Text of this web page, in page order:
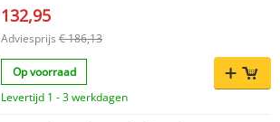
kantelbaar 0 - 45 graden. |Verpakkingsafmeting
132,95
Adviesprijs € 186,13
Op voorraad
Levertijd 1 - 3 werkdagen